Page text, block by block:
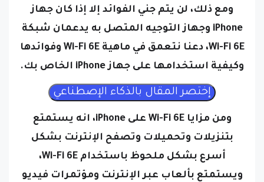
iPhone وجهاز التوجيه المتصل به يدعمان شبكة
Wi-Fi 6E،
دعنا نتعمق في ماهية Wi-Fi 6E وفوائدها
وكيفية استخدامها على جهاز iPhone الخاص بك.
ومن مزايا Wi-Fi 6E على iPhone، انه
يستمتع
بتنزيلات وتحميلات وتصفح الإنترنت بشكل
أسرع بشكل ملحوظ باستخدام Wi-Fi 6E،
يستمتع بألعاب عبر الإنترنت ومؤتمرات فيديو
وتطبيقات في الوقت الفعلي أكثر سلاسة مع